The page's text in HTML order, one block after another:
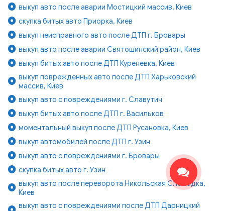
выкуп авто после аварии Мостицкий массив, Киев
скупка битых авто Приорка, Киев
выкуп неисправного авто после ДТП г. Бровары
выкуп авто после аварии Святошинский район, Киев
выкуп битых авто после ДТП Куреневка, Киев
выкуп поврежденных авто после ДТП Харьковский
массив, Киев
выкуп авто с повреждениями г. Славутич
выкуп битых авто после ДТП г. Васильков
моментальный выкуп после ДТП Русановка, Киев
выкуп автомобилей после ДТП г. Узин
выкуп авто с повреждениями г. Бровары
скупка битых авто г. Узин
выкуп авто после переворота Никольская Слободка,
Киев
выкуп авто с повреждениями после ДТП Дарницкий